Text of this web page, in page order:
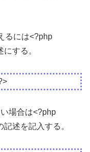
るには<?php
する。
場合は<?php
述を記入する。